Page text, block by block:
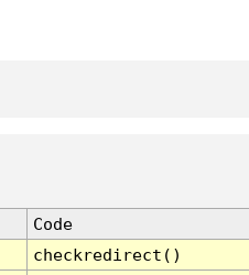
Code
checkredirect()